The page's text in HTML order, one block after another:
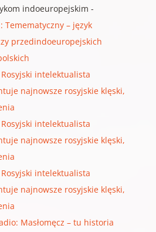
indoeuropejskim -
Temematyczny – język
przedindoeuropejskich
intelektualista
najnowsze rosyjskie klęski,
intelektualista
najnowsze rosyjskie klęski,
intelektualista
najnowsze rosyjskie klęski,
Masłomęcz – tu historia